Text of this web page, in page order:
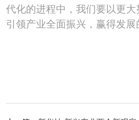
代化的进程中，我们要以更
引领产业全面振兴，赢得发展